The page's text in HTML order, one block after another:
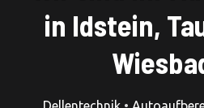
in Idstein,